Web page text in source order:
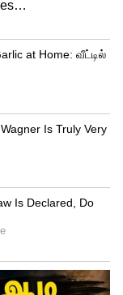
ரிப்பன்
திமுக
விரை
ஆட்சி
தலைவர்,